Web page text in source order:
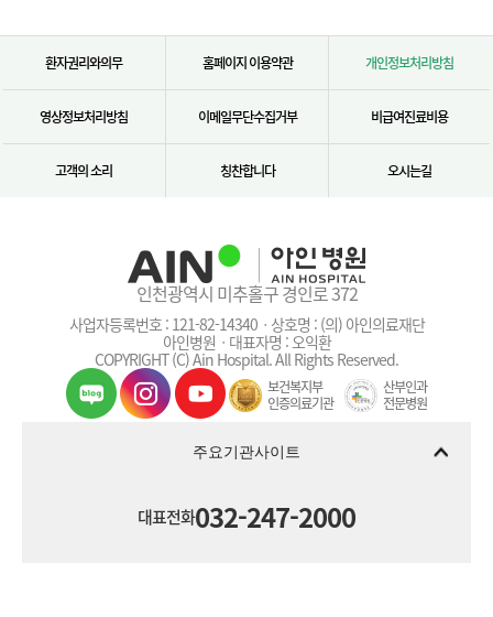
환자권리와의무 홈페이지 이용약관 개인정보처리방침
영상정보처리방침 이메일무단수집거부 비급여진료비용
고객의 소리 칭찬합니다 오시는길
인천광역시 미추홀구 경인로 372
사업자등록번호 : 121-82-14340ㆍ상호명 : (의) 아인의료재단
아인병원ㆍ대표자명 : 오익환
COPYRIGHT (C) Ain Hospital. All Rights Reserved.
보건복지부
인증의료기관
산부인과
전문병원
주요기관사이트
대표전화032-247-2000